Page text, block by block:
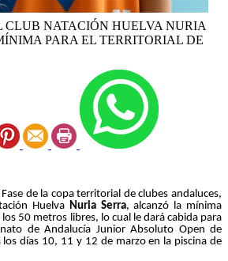
NATACIÓN HUELVA NURIA
PARA EL TERRITORIAL DE
de la copa territorial de clubes andaluces,
Huelva Nuria Serra, alcanzó la mínima
50 metros libres, lo cual le dará cabida para
de Andalucía Junior Absoluto Open de
los días 10, 11 y 12 de marzo en la piscina de